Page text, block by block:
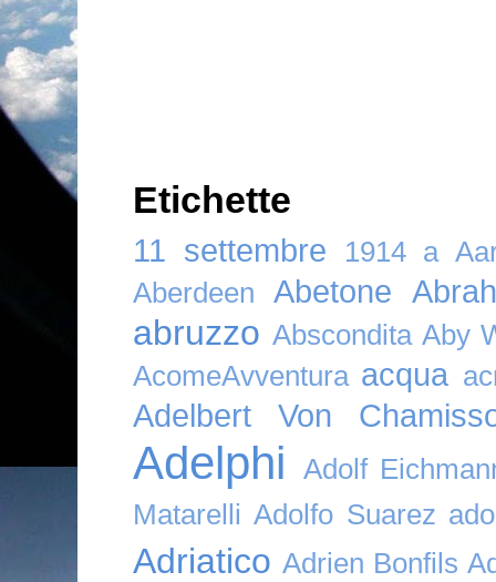
Etichette
11 settembre 1914 a
Aberdeen
Abetone
abruzzo Abscondita Aby
AcomeAvventura acqua
Adelbert Von
Adelphi
Adolf
Matarelli Adolfo Suarez
Adriatico Adrien Bonfils